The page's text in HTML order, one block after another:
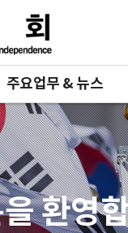
주요업무 & 뉴스
환영